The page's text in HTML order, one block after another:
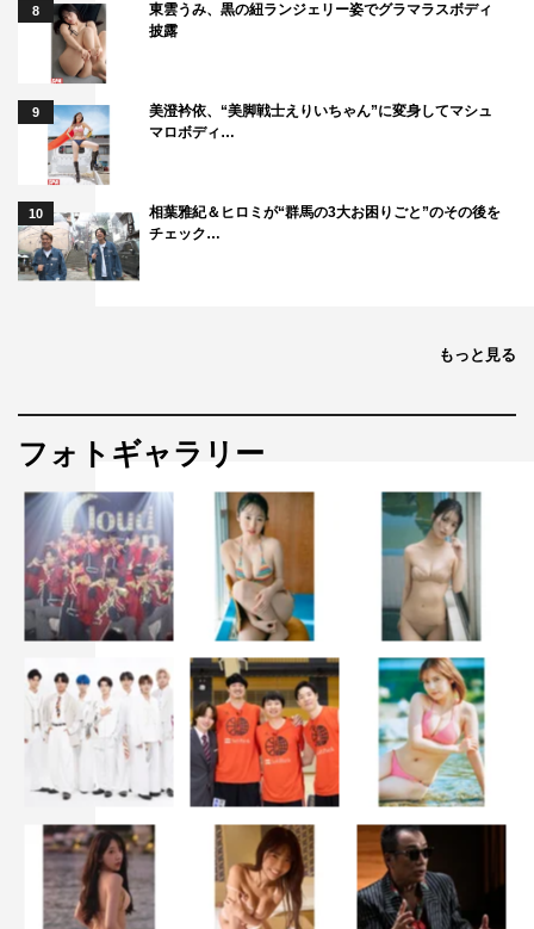
8
東雲うみ、黒の紐ランジェリー姿でグラマラスボディ
披露
9
美澄衿依、“美脚戦士えりいちゃん”に変身してマシュ
マロボディ…
10
相葉雅紀＆ヒロミが“群馬の3大お困りごと”のその後を
チェック…
もっと見る
フォトギャラリー